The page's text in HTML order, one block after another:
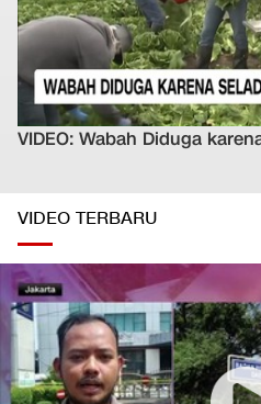
VIDEO: Wabah Diduga
VIDEO TERBARU